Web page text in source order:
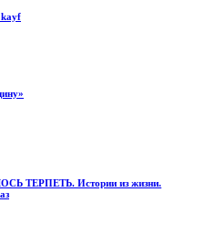
kayf
Истории из жизни.